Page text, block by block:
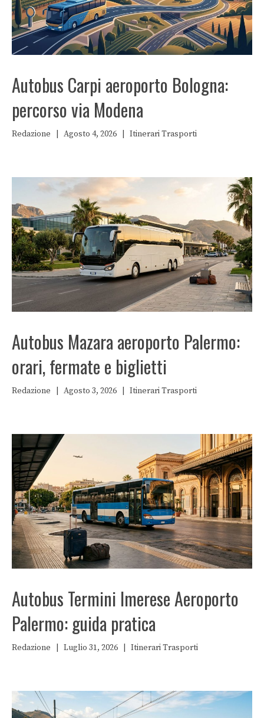
Autobus Carpi aeroporto Bologna:
percorso via Modena
Redazione Agosto 4, 2026 ItinerariTrasporti
Autobus Mazara aeroporto Palermo:
orari, fermate e biglietti
Redazione Agosto 3, 2026 ItinerariTrasporti
Autobus Termini Imerese Aeroporto
Palermo: guida pratica
Redazione Luglio 31, 2026 ItinerariTrasporti